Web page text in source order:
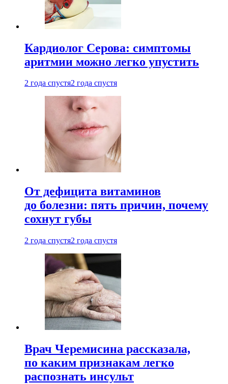
Кардиолог Серова: симптомы
аритмии можно легко упустить
2 года спустя2 года спустя
От дефицита витаминов
до болезни: пять причин, почему
сохнут губы
2 года спустя2 года спустя
Врач Черемисина рассказала,
по каким признакам легко
распознать инсульт